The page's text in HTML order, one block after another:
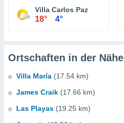
Villa Carlos Paz
18° 4°
Ortschaften in der Nähe
Villa María (17.54 km)
James Craik (17.66 km)
Las Playas (19.25 km)